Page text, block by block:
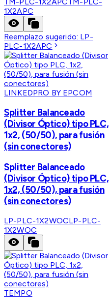
TM-PLC-1X2APC TM-PLC-
1X2APC
Reemplazo sugerido: LP-
PLC-1X2APC
LINKEDPRO BY EPCOM
Splitter Balanceado
(Divisor Óptico) tipo PLC,
1x2, (50/50), para fusión
(sin conectores)
Splitter Balanceado
(Divisor Óptico) tipo PLC,
1x2, (50/50), para fusión
(sin conectores)
LP-PLC-1X2WOCLP-PLC-
1X2WOC
TEMPO